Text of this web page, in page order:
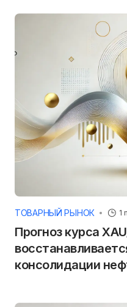
ТОВАРНЫЙ РЫНОК 1
Прогноз курса
консолидации